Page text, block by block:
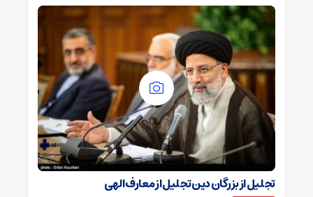
تجلیل از بزرگان دین تجلیل از معارف الهی